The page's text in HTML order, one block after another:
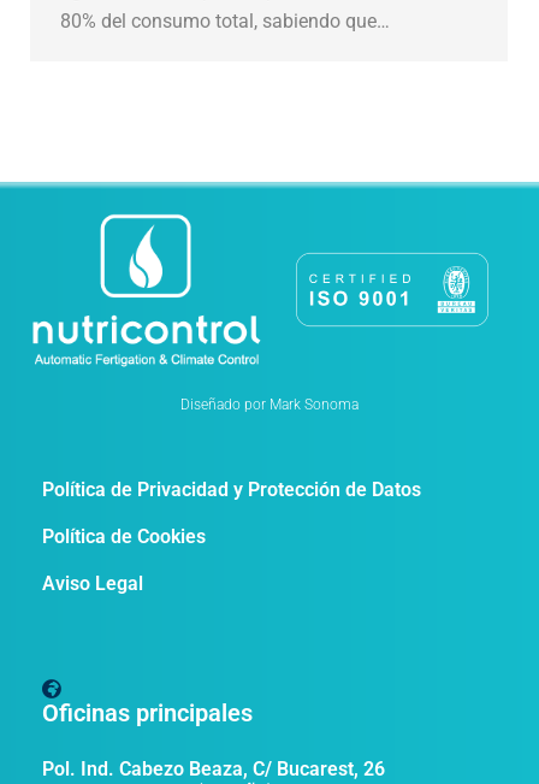
80% del consumo total, sabiendo que…
Diseñado por Mark Sonoma
Política de Privacidad y Protección de Datos
Política de Cookies
Aviso Legal
Oficinas principales
Pol. Ind. Cabezo Beaza, C/ Bucarest, 26